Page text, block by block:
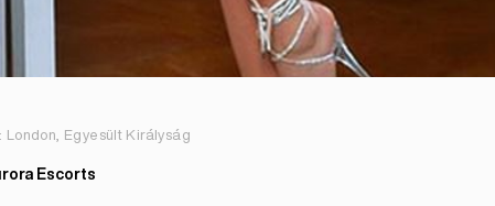
London, Egyesült Királyság
Escorts